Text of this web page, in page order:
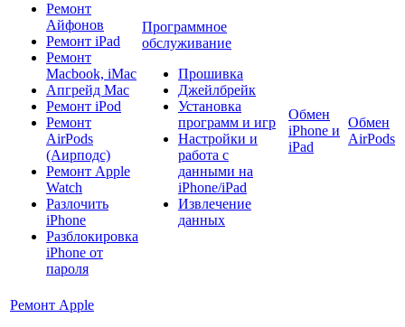
Ремонт
Айфонов
Ремонт iPad
Ремонт
Macbook, iMac
Апгрейд Mac
Ремонт iPod
Ремонт
AirPods
(Аирподс)
Ремонт Apple
Watch
Разлочить
iPhone
Разблокировка
iPhone от
пароля
Программное
обслуживание
Прошивка
Джейлбрейк
Установка
программ и игр
Настройки и
работа с
данными на
iPhone/iPad
Извлечение
данных
Обмен
iPhone и
iPad
Обмен
AirPods
Ремонт Apple